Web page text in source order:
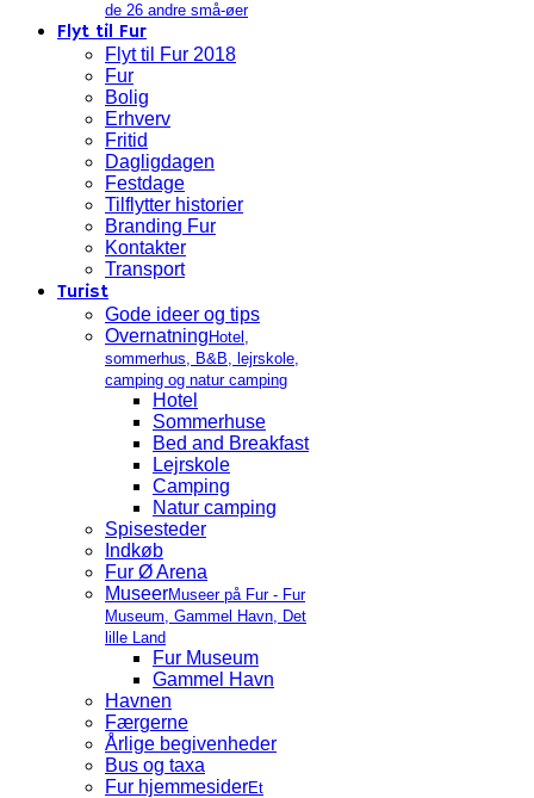
de 26 andre små-øer
Flyt til Fur
Flyt til Fur 2018
Fur
Bolig
Erhverv
Fritid
Dagligdagen
Festdage
Tilflytter historier
Branding Fur
Kontakter
Transport
Turist
Gode ideer og tips
Overnatning Hotel,
sommerhus, B&B, lejrskole,
camping og natur camping
Hotel
Sommerhuse
Bed and Breakfast
Lejrskole
Camping
Natur camping
Spisesteder
Indkøb
Fur Ø Arena
MuseerMuseer på Fur - Fur
Museum, Gammel Havn, Det
lille Land
Fur Museum
Gammel Havn
Havnen
Færgerne
Årlige begivenheder
Bus og taxa
Fur hjemmesiderEt